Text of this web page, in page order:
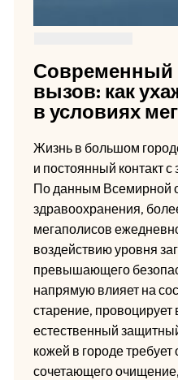
Современный
вызов: как
в условиях
Жизнь в большом
и постоянный контакт
По данным Всемирной
здравоохранения,
мегаполисов
воздействию уровня
превышающего
напрямую влияет на
старение,
естественный
кожей в городе
сочетающего